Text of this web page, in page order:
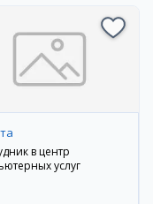
в центр
услуг